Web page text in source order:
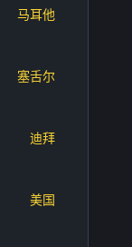
马耳他
塞舌尔
迪拜
美国